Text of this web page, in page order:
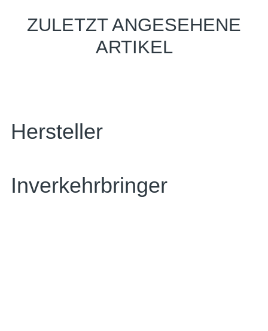
ZULETZT ANGESEHENE
ARTIKEL
Hersteller
Inverkehrbringer